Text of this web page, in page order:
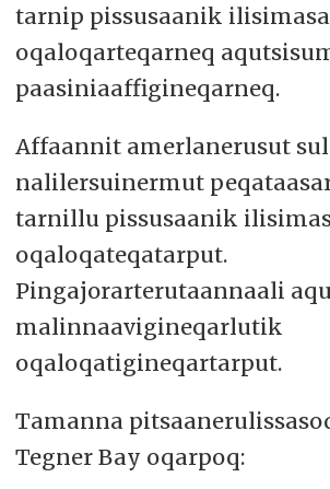
tarnip pissusaanik
oqaloqarteqarneq
paasiniaaffigineqarneq.
Affaannit amerlanerusut
nalilersuinermut
tarnillu pissusaanik
oqaloqateqatarput.
Pingajorarterutaannaali
malinnaavigineqarlutik
oqaloqatigineqartarput.
Tamanna
Tegner Bay oqarpoq: